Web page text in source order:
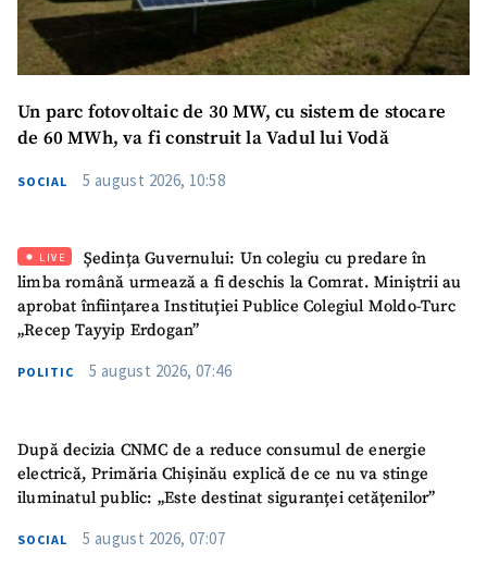
Un parc fotovoltaic de 30 MW, cu sistem de stocare
de 60 MWh, va fi construit la Vadul lui Vodă
SOCIAL 5 august 2026, 10:58
LIVE
Ședința Guvernului: Un colegiu cu predare în
limba română urmează a fi deschis la Comrat. Miniștrii au
aprobat înființarea Instituției Publice Colegiul Moldo-Turc
„Recep Tayyip Erdogan”
POLITIC 5 august 2026, 07:46
După decizia CNMC de a reduce consumul de energie
electrică, Primăria Chișinău explică de ce nu va stinge
iluminatul public: „Este destinat siguranței cetățenilor”
SOCIAL 5 august 2026, 07:07